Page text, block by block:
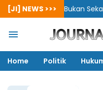
[JI] NEWS >>>Bukan Sekadar
Home Politik